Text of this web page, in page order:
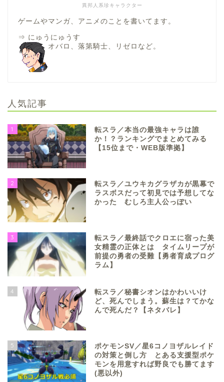
異邦人系珍キャラクター
ゲームやマンガ、アニメのことを書いてます。
⇒ にゅうにゅうす
オバロ、落第騎士、リゼロなど。
人気記事
1
転スラ／本当の最強キャラは誰
か！？ランキングでまとめてみる
【15位まで・WEB版準拠】
2
転スラ／ユウキカグラザカが黒幕で
ラスボスだって初見では予想してな
かった むしろ主人公っぽい
3
転スラ／最終話でクロエに宿った美
女精霊の正体とは タイムリープが
前提の勇者の受難【勇者育成プログ
ラム】
4
転スラ／秘書シオンはかわいいけ
ど、死んでしまう。蘇生は？てかな
んで死んだ？【ネタバレ】
5
ポケモンSV／星6コノヨザルレイド
の対策と倒し方 とある支援型ポケ
モンを用意すれば野良でも勝てます
(悪以外)